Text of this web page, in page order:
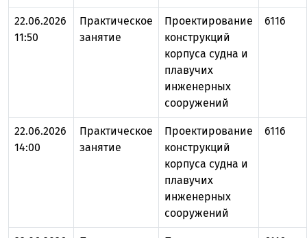
22.06.2026
11:50
Практическое
занятие
Проектирование
конструкций
корпуса судна и
плавучих
инженерных
сооружений
6116
22.06.2026
14:00
Практическое
занятие
Проектирование
конструкций
корпуса судна и
плавучих
инженерных
сооружений
6116